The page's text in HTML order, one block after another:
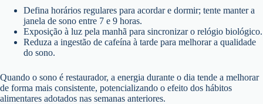
Defina horários regulares para acordar e dormir; tente manter a
janela de sono entre 7 e 9 horas.
Exposição à luz pela manhã para sincronizar o relógio biológico.
Reduza a ingestão de cafeína à tarde para melhorar a qualidade
do sono.
Quando o sono é restaurador, a energia durante o dia tende a melhorar
de forma mais consistente, potencializando o efeito dos hábitos
alimentares adotados nas semanas anteriores.